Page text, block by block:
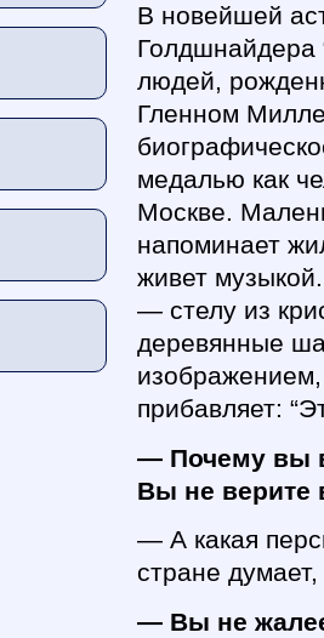
В новейшей
Голдшнайдера
людей,
Гленном
медалью как
Москве.
напоминает
живет
— стелу из
деревянные
прибавляет:
— Почему вы
Вы не верите
— А какая
стране
— Вы не